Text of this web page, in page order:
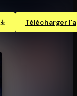
Télécharger